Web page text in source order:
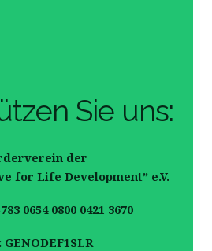
Sie uns:
der
for Life Development” e.V.
0654 0800 0421 3670
GENODEF1SLR